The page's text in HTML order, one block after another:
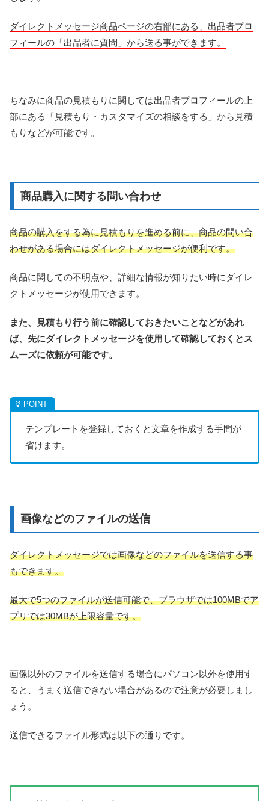
ダイレクトメッセージ商品ページの右部にある、出品者プロ
フィールの「出品者に質問」から送る事ができます。
ちなみに商品の見積もりに関しては出品者プロフィールの上
部にある「見積もり・カスタマイズの相談をする」から見積
もりなどが可能です。
商品購入に関する問い合わせ
商品の購入をする為に見積もりを進める前に、商品の問い合
わせがある場合にはダイレクトメッセージが便利です。
商品に関しての不明点や、詳細な情報が知りたい時にダイレ
クトメッセージが使用できます。
また、見積もり行う前に確認しておきたいことなどがあれ
ば、先にダイレクトメッセージを使用して確認しておくとス
ムーズに依頼が可能です。
テンプレートを登録しておくと文章を作成する手間が
省けます。
画像などのファイルの送信
ダイレクトメッセージでは画像などのファイルを送信する事
もできます。
最大で5つのファイルが送信可能で、ブラウザでは100MBでア
プリでは30MBが上限容量です。
画像以外のファイルを送信する場合にパソコン以外を使用す
ると、うまく送信できない場合があるので注意が必要しまし
ょう。
送信できるファイル形式は以下の通りです。